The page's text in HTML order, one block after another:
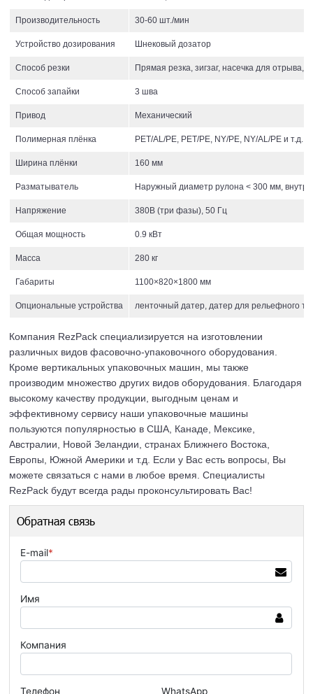
Производительность 30-60 шт./мин
Устройство дозирования Шнековый дозатор
Способ резки Прямая резка, зигзаг, насечка для отрыва,
Способ запайки 3 шва
Привод Механический
Полимерная плёнка PET/AL/PE, PET/PE, NY/PE, NY/AL/PE и т.д.
Ширина плёнки 160 мм
Разматыватель Наружный диаметр рулона < 300 мм,
Напряжение 380В (три фазы), 50 Гц
Общая мощность 0.9 кВт
Масса 280 кг
Габариты 1100×820×1800 мм
Опциональные устройства ленточный датер, датер для рельефного
Компания RezPack специализируется на изготовлении
различных видов фасовочно-упаковочного оборудования.
Кроме вертикальных упаковочных машин, мы также
производим множество других видов оборудования. Благодаря
высокому качеству продукции, выгодным ценам и
эффективному сервису наши упаковочные машины
пользуются популярностью в США, Канаде, Мексике,
Австралии, Новой Зеландии, странах Ближнего Востока,
Европы, Южной Америки и т.д. Если у Вас есть вопросы, Вы
можете связаться с нами в любое время. Специалисты
RezPack будут всегда рады проконсультировать Вас!
Обратная связь